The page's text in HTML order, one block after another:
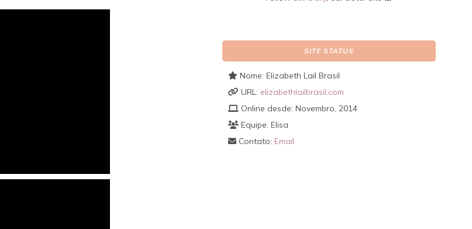
SITE STATUS
Nome: Elizabeth Lail Brasil
URL: elizabethlailbrasil.com
Online desde: Novembro, 2014
Equipe: Elisa
Contato: Email